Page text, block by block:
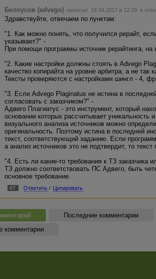
настройки должны стоять в Advego Plaginatus,
на уровне арбитра, а не так как произошло в
Plaginatus не истина в последней
ли какие-то требования к ТЗ заказчика или здесь
информацию спасибо, она стоит
Белоусов (advego) написал 18.04.2017 в 12:29 в
Здравствуйте, отвечаем по пунктам:
"1. Как можно понять, что получился рерайт,
указывает?" -
При помощи программы источник рерайтинга, на
"2. Какие настройки должны стоять в Advego
качество копирайта на уровне арбитра, а не
Тексты проверяются с настройками шингл - 4,
"3. Если Advego Plaginatus не истина в
согласовать с заказчиком?" -
Адвего Плагиатус - это инструмент, который
основании которых рассчитывает уникальность
визуального анализа источников можно
оригинальность. Поэтому истина в последней
текст, соответствующий заданию. Если
а анализ источников это не подтвердит, то
"4. Есть ли какие-то требования к ТЗ заказчика
ТЗ должно соответствовать ПС Адвего, быть
основное требование.
#7 Ответить / Цитировать
Последние комментарии
комментарии